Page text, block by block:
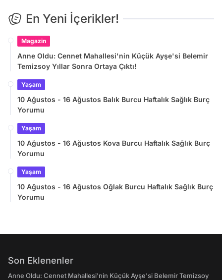
En Yeni İçerikler!
Magazin
Anne Oldu: Cennet Mahallesi'nin Küçük Ayşe'si Belemir
Temizsoy Yıllar Sonra Ortaya Çıktı!
Yaşam
10 Ağustos - 16 Ağustos Balık Burcu Haftalık Sağlık Burç
Yorumu
Yaşam
10 Ağustos - 16 Ağustos Kova Burcu Haftalık Sağlık Burç
Yorumu
Yaşam
10 Ağustos - 16 Ağustos Oğlak Burcu Haftalık Sağlık Burç
Yorumu
Son Eklenenler
Anne Oldu: Cennet Mahallesi'nin Küçük Ayşe'si Belemir Temizsoy